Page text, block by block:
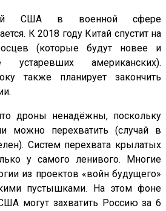
США в военной сфере
К 2018 году Китай спустит на
(которые будут новее и
устаревших американских).
также планирует закончить
дроны ненадёжны, поскольку
можно перехватить (случай в
Систем перехвата крылатых
у самого ленивого. Многие
из проектов «войн будущего»
пустышками. На этом фоне
могут захватить Россию за 6